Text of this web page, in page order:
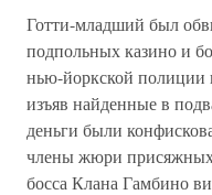
Готти-младший был
подпольных казино и
нью-йоркской полиции
изъяв найденные в
деньги были
члены жюри присяжных
босса Клана Гамбино